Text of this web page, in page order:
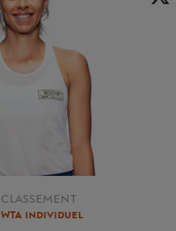
CLASSEMENT
WTA individuel